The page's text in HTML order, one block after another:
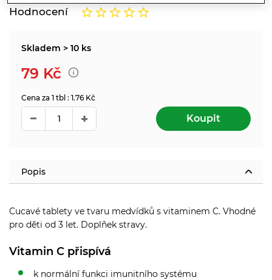
Hodnocení
Skladem > 10 ks
79 Kč
Cena za 1 tbl : 1.76 Kč
Koupit
Popis
Cucavé tablety ve tvaru medvídků s vitaminem C. Vhodné
pro děti od 3 let. Doplňek stravy.
Vitamin C přispívá
k normální funkci imunitního systému